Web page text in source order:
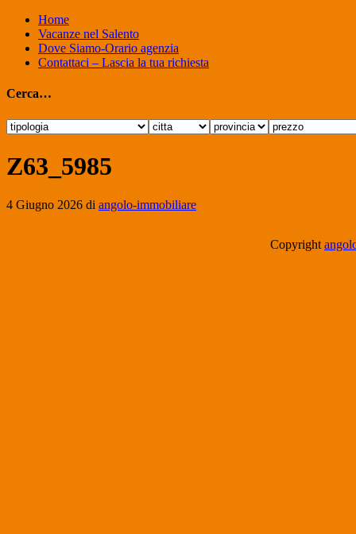
Home
Vacanze nel Salento
Dove Siamo-Orario agenzia
Contattaci – Lascia la tua richiesta
Cerca…
Z63_5985
4 Giugno 2026 di angolo-immobiliare
Copyright